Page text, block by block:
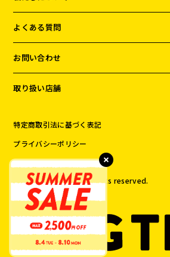
よくある質問
お問い合わせ
取り扱い店舗
特定商取引法に基づく表記
プライバシーポリシー
©️2026DOG TREE All rights reserved.